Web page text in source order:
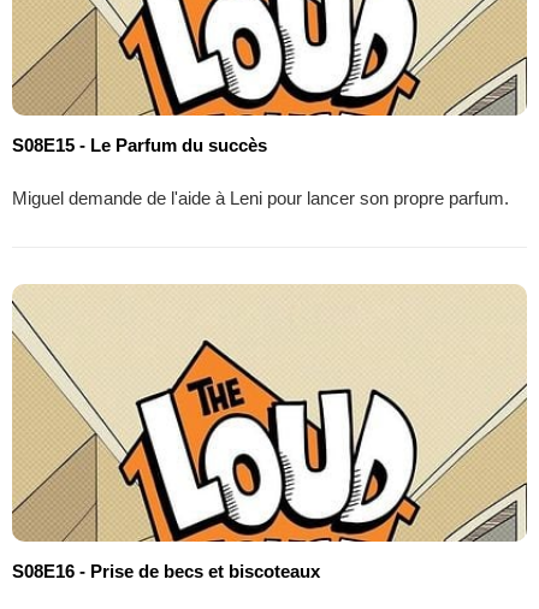
S08E15 - Le Parfum du succès
Miguel demande de l'aide à Leni pour lancer son propre parfum.
S08E16 - Prise de becs et biscoteaux